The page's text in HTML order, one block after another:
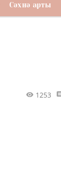
Сәхнә арты
1253